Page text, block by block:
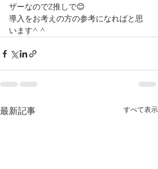
ザーなのでZ推しで😊
導入をお考えの方の参考になればと思
います^ ^
最新記事 すべて表示